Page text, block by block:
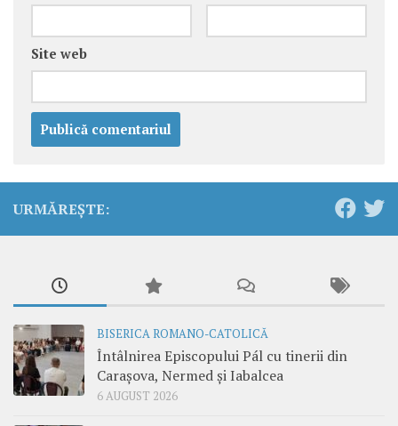
Site web
URMĂREȘTE:
BISERICA ROMANO-CATOLICĂ
Întâlnirea Episcopului Pál cu tinerii din
Carașova, Nermed și Iabalcea
6 AUGUST 2026